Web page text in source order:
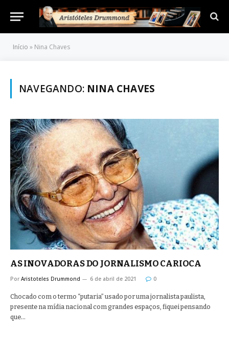
Início » Nina Chaves
NAVEGANDO: NINA CHAVES
AS INOVADORAS DO JORNALISMO CARIOCA
Por Aristoteles Drummond 6 de abril de 2021 0
Chocado com o termo “putaria” usado por uma jornalista paulista,
presente na mídia nacional com grandes espaços, fiquei pensando
que…